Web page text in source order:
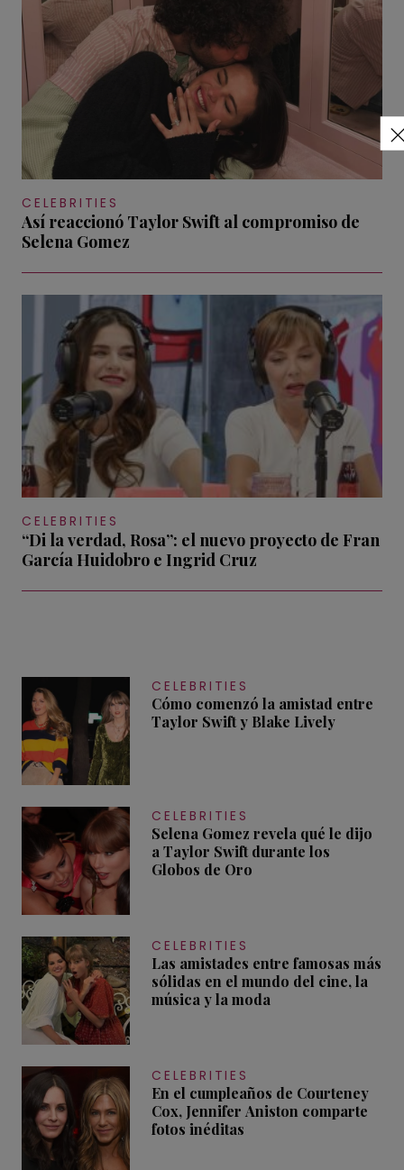
CELEBRITIES
Así reaccionó Taylor Swift al compromiso de
Selena Gomez
CELEBRITIES
“Di la verdad, Rosa”: el nuevo proyecto de Fran
García Huidobro e Ingrid Cruz
CELEBRITIES
Cómo comenzó la amistad entre
Taylor Swift y Blake Lively
CELEBRITIES
Selena Gomez revela qué le dijo
a Taylor Swift durante los
Globos de Oro
CELEBRITIES
Las amistades entre famosas más
sólidas en el mundo del cine, la
música y la moda
CELEBRITIES
En el cumpleaños de Courteney
Cox, Jennifer Aniston comparte
fotos inéditas